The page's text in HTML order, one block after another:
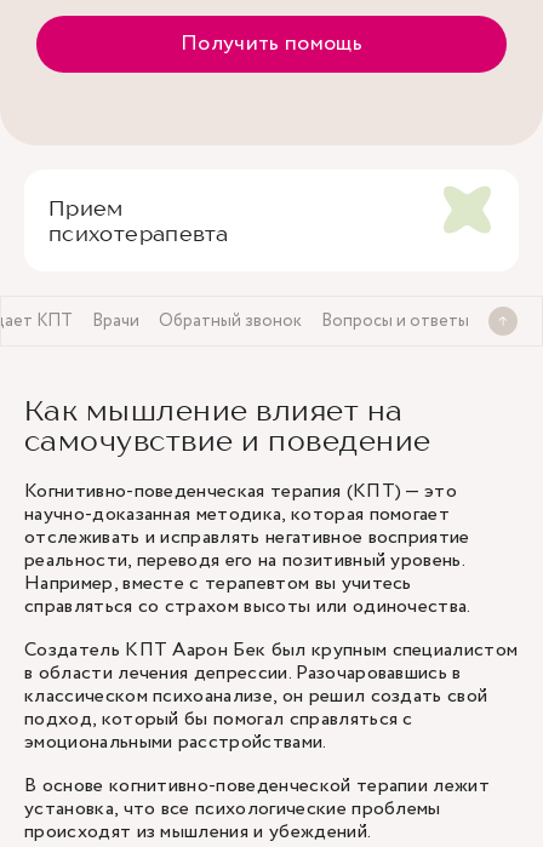
Получить помощь
Прием
психотерапевта
КПТ Врачи Обратный звонок Вопросы и ответы
Как мышление влияет на
самочувствие и поведение
Когнитивно-поведенческая терапия (КПТ) — это
научно-доказанная методика, которая помогает
отслеживать и исправлять негативное восприятие
реальности, переводя его на позитивный уровень.
Например, вместе с терапевтом вы учитесь
справляться со страхом высоты или одиночества.
Создатель КПТ Аарон Бек был крупным специалистом
в области лечения депрессии. Разочаровавшись в
классическом психоанализе, он решил создать свой
подход, который бы помогал справляться с
эмоциональными расстройствами.
В основе когнитивно-поведенческой терапии лежит
установка, что все психологические проблемы
происходят из мышления и убеждений.